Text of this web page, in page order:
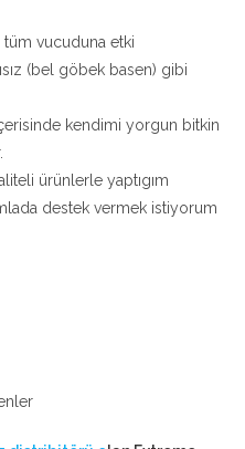
vucuduna etki
(bel göbek basen) gibi
kendimi yorgun bitkin
ürünlerle yaptıgım
destek vermek istiyorum